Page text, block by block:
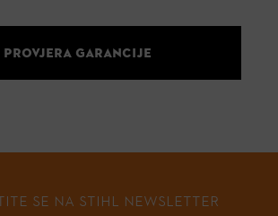
PROVJERA GARANCIJE
SE NA STIHL NEWSLETTER